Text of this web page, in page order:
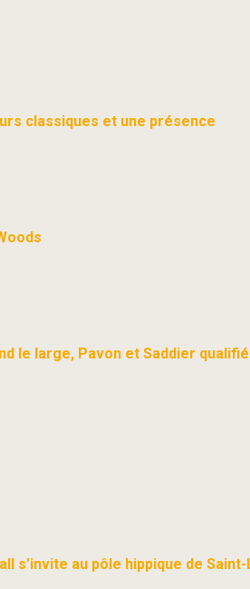
classiques et une présence
le large, Pavon et Saddier
s’invite au pôle hippique de Saint-